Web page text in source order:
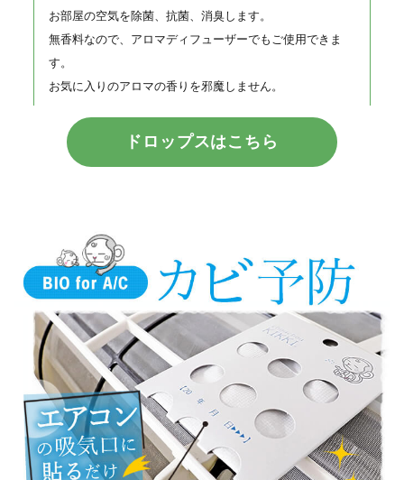
お部屋の空気を除菌、抗菌、消臭します。
無香料なので、アロマディフューザーでもご使用できま
す。
お気に入りのアロマの香りを邪魔しません。
ドロップスはこちら